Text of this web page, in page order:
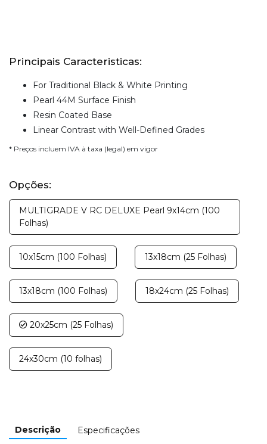
Principais Caracteristicas:
For Traditional Black & White Printing
Pearl 44M Surface Finish
Resin Coated Base
Linear Contrast with Well-Defined Grades
* Preços incluem IVA à taxa (legal) em vigor
Opções:
MULTIGRADE V RC DELUXE Pearl 9x14cm (100
Folhas)
10x15cm (100 Folhas) 13x18cm (25 Folhas)
13x18cm (100 Folhas) 18x24cm (25 Folhas)
20x25cm (25 Folhas)
24x30cm (10 folhas)
Descrição Especificações